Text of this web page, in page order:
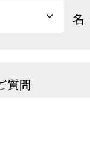
名
質問